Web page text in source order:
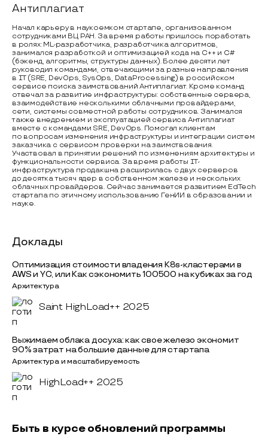
Антиплагиат
Начал карьеру в наукоемком стартапе, организованном
сотрудниками ВЦ РАН. За время работы пришлось поработать
в ролях: ML-разработчика, разработчика алгоритмов,
занимался разработкой и оптимизацией кода на C++ и C#
(бэкенд, алгоритмы, структуры данных). Более десяти лет
руководил командами, отвечающими за разные направления
в IT (SRE, DevOps, SysOps, DataProcessing) в российском
сервисе поиска заимствований Антиплагиат. Кроме команд
отвечал за развитие инфраструктуры: собственные сервера,
взаимодействие несколькими облачными провайдерами,
сети, системы совместной работы сотрудников. Занимался
также внедрением и эксплуатацией сервиса Антиплагиат
вместе с командами SRE, DevOps. Помогал клиентам
по вопросам изменения инфраструктуры и интеграции систем
заказчика с сервисом проверки на заимствования.
Участвовал в принятии решений по изменениям архитектуры и
функциональности сервиса. За время работы IТ-
инфраструктура продакшна расширилась с двух серверов
до десятка тысяч ядер в собственном железе и нескольких
облачных провайдеров. Сейчас занимается развитием EdTech
стартапа по этичному использованию ГенИИ в образовании и
науке.
Доклады
Оптимизация стоимости владения K8s-кластерами в
AWS и YC, или Как сэкономить 100500 на кубиках за год
Архитектура
Saint HighLoad++ 2025
Выжимаем облака досуха: как свое железо экономит
90% затрат на большие данные для стартапа
Архитектура и масштабируемость
HighLoad++ 2025
Быть в курсе обновлений программы